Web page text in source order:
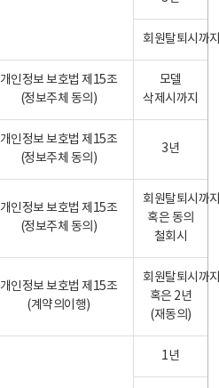
회원탈퇴시까
개인정보 보호법 제15조
(정보주체 동의)
모델
삭제시까지
개인정보 보호법 제15조
(정보주체 동의)
3년
개인정보 보호법 제15조
(정보주체 동의)
회원탈퇴시까
혹은 동의
철회시
개인정보 보호법 제15조
(계약의이행)
회원탈퇴시까
혹은 2년
(재동의)
1년